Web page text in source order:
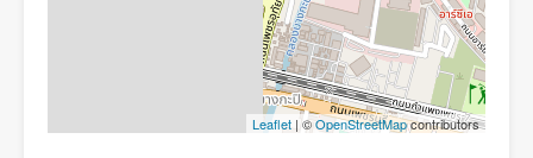
Leaflet | ©OpenStreetMapcontributors